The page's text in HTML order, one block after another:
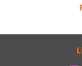
chính. Mỗi tầng
Địa ngục duy